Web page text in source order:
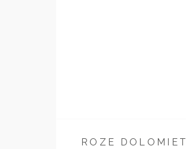
ROZE DOLOMIET